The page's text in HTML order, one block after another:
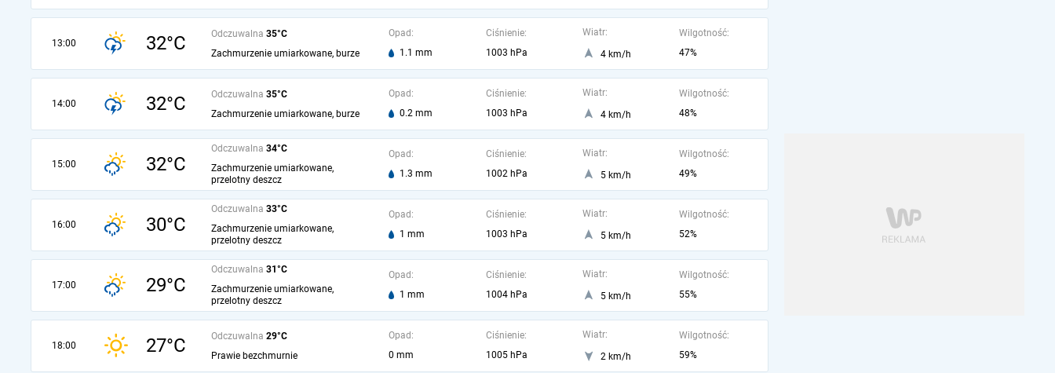
13:00 32°C Odczuwalna 35°C
Zachmurzenie umiarkowane, burze
Opad:
1.1 mm
Ciśnienie:
1003 hPa
Wiatr:
4 km/h
Wilgotność:
47%
14:00 32°C Odczuwalna 35°C
Zachmurzenie umiarkowane, burze
Opad:
0.2 mm
Ciśnienie:
1003 hPa
Wiatr:
4 km/h
Wilgotność:
48%
15:00 32°C
Odczuwalna 34°C
Zachmurzenie umiarkowane,
przelotny deszcz
Opad:
1.3 mm
Ciśnienie:
1002 hPa
Wiatr:
5 km/h
Wilgotność:
49%
16:00 30°C
Odczuwalna 33°C
Zachmurzenie umiarkowane,
przelotny deszcz
Opad:
1 mm
Ciśnienie:
1003 hPa
Wiatr:
5 km/h
Wilgotność:
52%
17:00 29°C
Odczuwalna 31°C
Zachmurzenie umiarkowane,
przelotny deszcz
Opad:
1 mm
Ciśnienie:
1004 hPa
Wiatr:
5 km/h
Wilgotność:
55%
18:00 27°C Odczuwalna 29°C
Prawie bezchmurnie
Opad:
0 mm
Ciśnienie:
1005 hPa
Wiatr:
2 km/h
Wilgotność:
59%